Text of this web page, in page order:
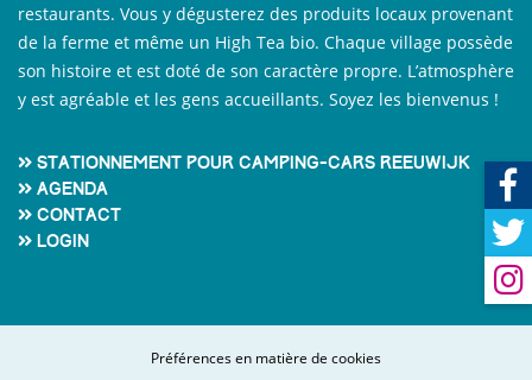
restaurants. Vous y dégusterez des produits locaux provenant
de la ferme et même un High Tea bio. Chaque village possède
son histoire et est doté de son caractère propre. L’atmosphère
y est agréable et les gens accueillants. Soyez les bienvenus !
Stationnement pour camping-cars Reeuwijk
Agenda
Contact
Login
Préférences en matière de cookies